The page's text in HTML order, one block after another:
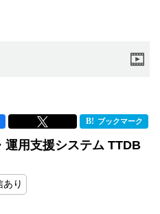
ブックマーク
用支援システム TTDB
り